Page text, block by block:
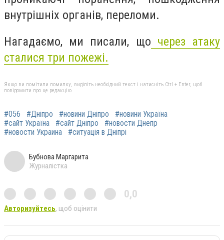
внутрішніх органів, переломи.
Нагадаємо, ми писали, що через атаку
сталися три пожежі.
Якщо ви помітили помилку, виділіть необхідний текст і натисніть Ctrl + Enter, щоб
повідомити про це редакцію
#056 #Дніпро #новини Дніпро
#новини Україна
#сайт Україна
#сайт Дніпро
#новости Днепр
#новости Украина
#ситуація в Дніпрі
Бубнова Маргарита
Журналістка
0,0
Авторизуйтесь, щоб оцінити